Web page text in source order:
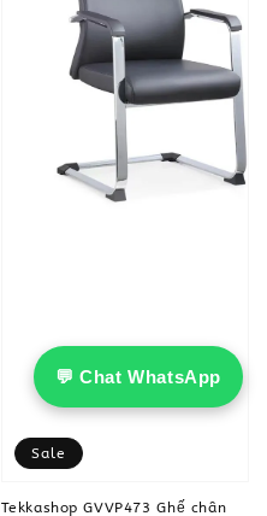
💬 Chat WhatsApp
Sale
Tekkashop GVVP473 Ghế chân